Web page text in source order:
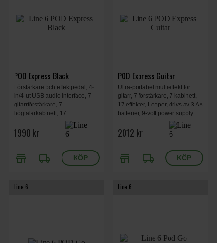
POD Express Black
Förstärkare och effektpedal, 4-
in/4-ut USB audio interface, 7
gitarrförstärkare, 7
högtalarkabinett, 17
gitarreffekter, Looper, Stereo
Main Outputs, Stereo
1990 kr
store local_shipping
POD Express Guitar
Ultra-portabel multieffekt för
gitarr, 7 förstärkare, 7 kabinett,
17 effekter, Looper, drivs av 3 AA
batterier, 9-volt power supply
som tillval, USB-C audio
interface.
2012 kr
store local_shipping
Line 6 Line 6